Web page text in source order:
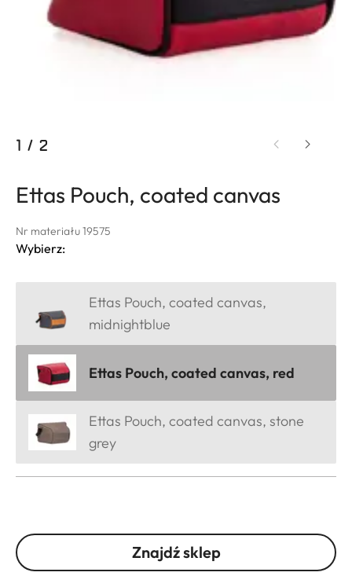
1 / 2
Ettas Pouch, coated canvas
Nr materiału 19575
Wybierz:
Ettas Pouch, coated canvas,
midnightblue
Ettas Pouch, coated canvas, red
Ettas Pouch, coated canvas, stone
grey
Znajdź sklep